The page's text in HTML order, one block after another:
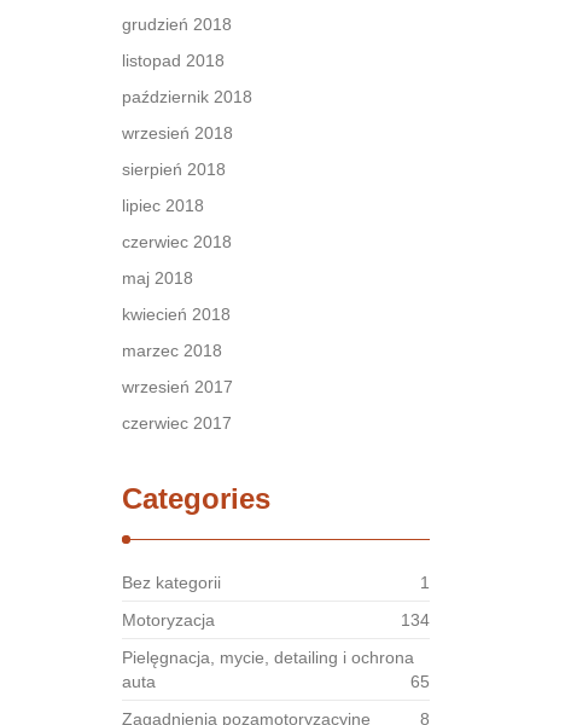
grudzień 2018
listopad 2018
październik 2018
wrzesień 2018
sierpień 2018
lipiec 2018
czerwiec 2018
maj 2018
kwiecień 2018
marzec 2018
wrzesień 2017
czerwiec 2017
Categories
Bez kategorii
1
Motoryzacja
134
Pielęgnacja, mycie, detailing i ochrona
auta
65
Zagadnienia pozamotoryzacyjne
8